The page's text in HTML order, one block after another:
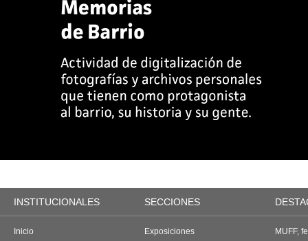
INSTITUCIONALES SECCIONES
Inicio
Exposiciones
MUFF,